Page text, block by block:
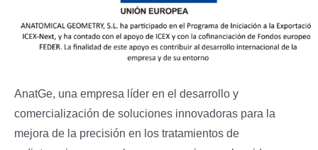
Tienda
Contacto
AnatGe, una empresa líder en el desarrollo y
comercialización de soluciones innovadoras para la
mejora de la precisión en los tratamientos de